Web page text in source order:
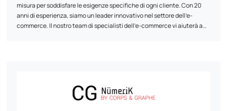
misura per soddisfare le esigenze specifiche di ogni cliente. Con 20
anni di esperienza, siamo un leader innovativo nel settore dell'e-
commerce. Il nostro team di specialisti dell'e-commerce vi aiuterà a